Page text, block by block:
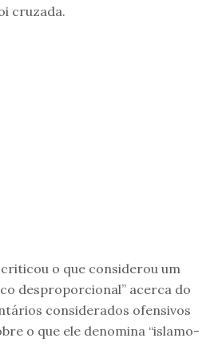
cruzada.
o que considerou um
desproporcional” acerca do
considerados ofensivos
o que ele denomina “islamo-